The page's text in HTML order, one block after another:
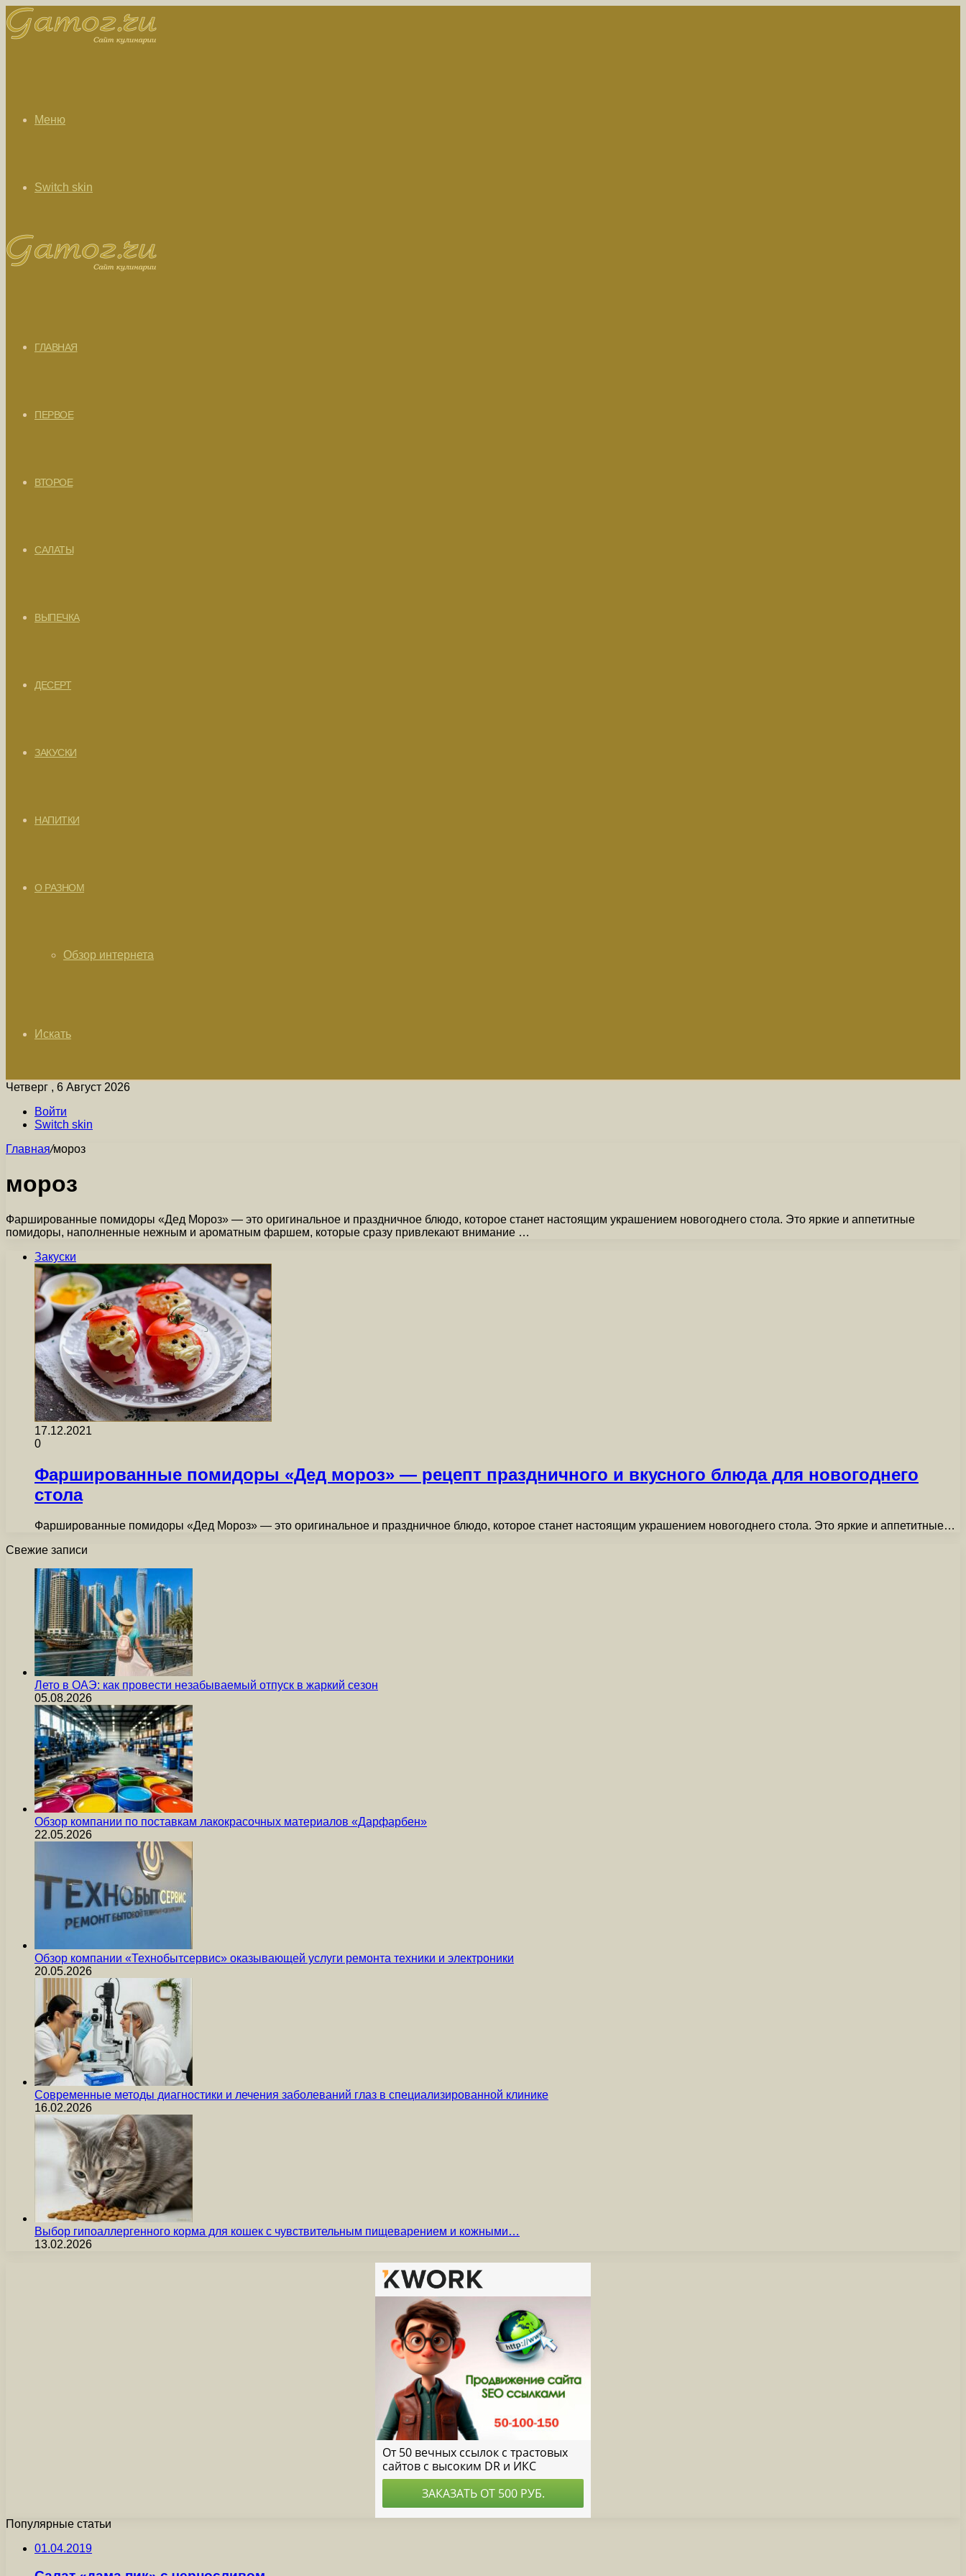
Меню
Switch skin
ГЛАВНАЯ
ПЕРВОЕ
ВТОРОЕ
САЛАТЫ
ВЫПЕЧКА
ДЕСЕРТ
ЗАКУСКИ
НАПИТКИ
О РАЗНОМ
Обзор интернета
Искать
Четверг , 6 Август 2026
Войти
Switch skin
Главная/мороз
мороз
Фаршированные помидоры «Дед Мороз» — это оригинальное и праздничное блюдо, которое станет настоящим украшением новогоднего стола. Это яркие и аппетитные
помидоры, наполненные нежным и ароматным фаршем, которые сразу привлекают внимание …
Закуски
17.12.2021
0
Фаршированные помидоры «Дед мороз» — рецепт праздничного и вкусного блюда для новогоднего
стола
Фаршированные помидоры «Дед Мороз» — это оригинальное и праздничное блюдо, которое станет настоящим украшением новогоднего стола. Это яркие и аппетитные…
Свежие записи
Лето в ОАЭ: как провести незабываемый отпуск в жаркий сезон
05.08.2026
Обзор компании по поставкам лакокрасочных материалов «Дарфарбен»
22.05.2026
Обзор компании «Технобытсервис» оказывающей услуги ремонта техники и электроники
20.05.2026
Современные методы диагностики и лечения заболеваний глаз в специализированной клинике
16.02.2026
Выбор гипоаллергенного корма для кошек с чувствительным пищеварением и кожными…
13.02.2026
Популярные статьи
01.04.2019